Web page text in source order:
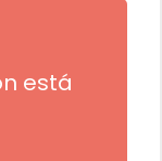
está